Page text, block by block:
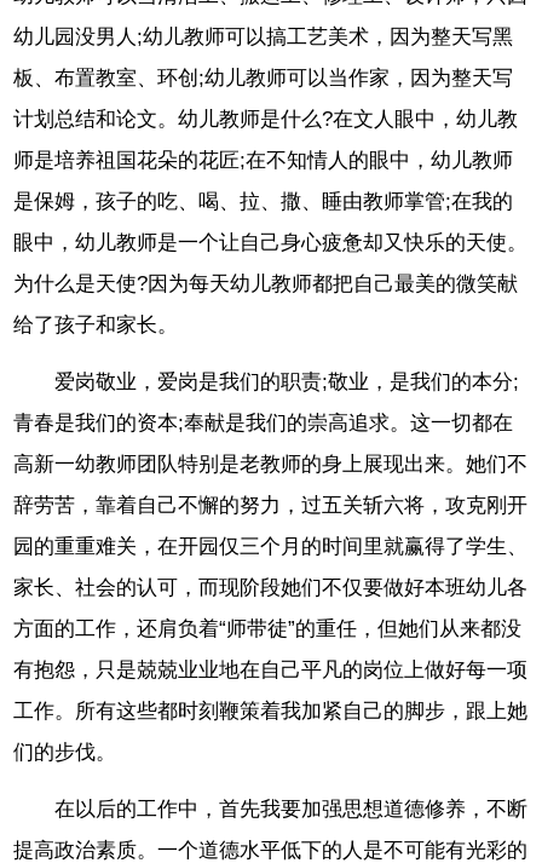
幼儿园没男人;幼儿教师可以搞工艺美术，因为整天写黑
板、布置教室、环创;幼儿教师可以当作家，因为整天写
计划总结和论文。幼儿教师是什么?在文人眼中，幼儿教
师是培养祖国花朵的花匠;在不知情人的眼中，幼儿教师
是保姆，孩子的吃、喝、拉、撒、睡由教师掌管;在我的
眼中，幼儿教师是一个让自己身心疲惫却又快乐的天使。
为什么是天使?因为每天幼儿教师都把自己最美的微笑献
给了孩子和家长。
爱岗敬业，爱岗是我们的职责;敬业，是我们的本分;
青春是我们的资本;奉献是我们的崇高追求。这一切都在
高新一幼教师团队特别是老教师的身上展现出来。她们不
辞劳苦，靠着自己不懈的努力，过五关斩六将，攻克刚开
园的重重难关，在开园仅三个月的时间里就赢得了学生、
家长、社会的认可，而现阶段她们不仅要做好本班幼儿各
方面的工作，还肩负着“师带徒”的重任，但她们从来都没
有抱怨，只是兢兢业业地在自己平凡的岗位上做好每一项
工作。所有这些都时刻鞭策着我加紧自己的脚步，跟上她
们的步伐。
在以后的工作中，首先我要加强思想道德修养，不断
提高政治素质。一个道德水平低下的人是不可能有光彩的